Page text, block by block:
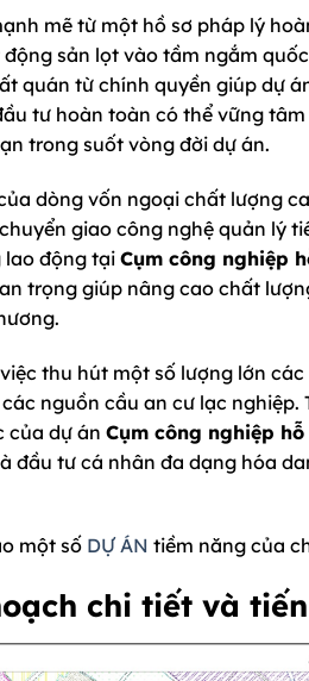
mẽ từ một hồ sơ pháp lý
sản lọt vào tầm ngắm
quán từ chính quyền giúp dự
tư hoàn toàn có thể vững
trong suốt vòng đời dự án.
dòng vốn ngoại chất lượng
giao công nghệ quản lý
lao động tạiCụm công nghiệp
trọng giúp nâng cao chất
thu hút một số lượng lớn
nguồn cầu an cư lạc
của dự án Cụm công nghiệp
đầu tư cá nhân đa dạng hóa
một số DỰ ÁN tiềm năng của
chi tiết và